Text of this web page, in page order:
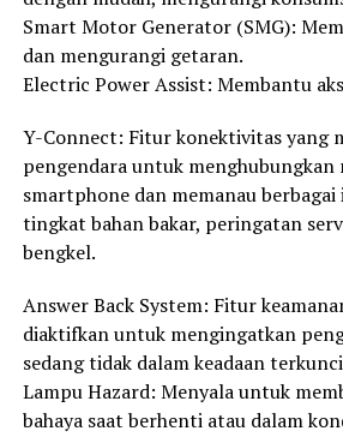
Smart Motor Generator (SMG):
dan mengurangi getaran.
Electric Power Assist: Membantu
Y-Connect: Fitur konektivitas yang
pengendara untuk
smartphone dan memanau
tingkat bahan bakar, peringatan
bengkel.
Answer Back System: Fitur
diaktifkan untuk mengingatkan
sedang tidak dalam keadaan
Lampu Hazard: Menyala untuk
bahaya saat berhenti atau dalam